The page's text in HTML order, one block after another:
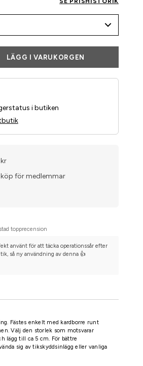
LÄGG I VARUKORGEN
i butiken
för medlemmar
topprecension
använt för att täcka operationssår efter
så ny användning av denna 👍
Fästes enkelt med kardborre runt
Välj den storlek som motsvarar
lägg till ca 5 cm. För bättre
sig av tikskyddsinlägg eller vanliga